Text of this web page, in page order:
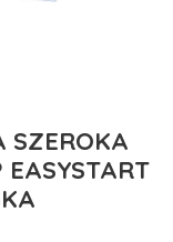
SZEROKA